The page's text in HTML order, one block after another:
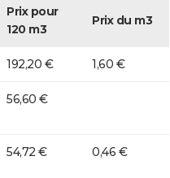
Prix pour
120 m3
Prix du m3
192,20 € 1,60 €
56,60 €
54,72 € 0,46 €